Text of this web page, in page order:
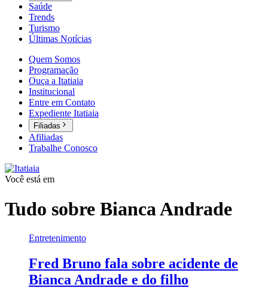
Saúde
Trends
Turismo
Últimas Notícias
Quem Somos
Programação
Ouça a Itatiaia
Institucional
Entre em Contato
Expediente Itatiaia
Filiadas
Afiliadas
Trabalhe Conosco
Você está em
Tudo sobre Bianca Andrade
Entretenimento
Fred Bruno fala sobre acidente de
Bianca Andrade e do filho